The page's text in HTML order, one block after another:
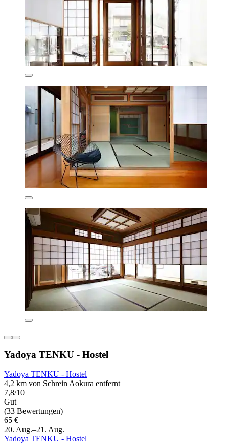
Yadoya TENKU - Hostel
Yadoya TENKU - Hostel
4,2 km von Schrein Aokura entfernt
7,8/10
Gut
(33 Bewertungen)
65 €
20. Aug.–21. Aug.
Yadoya TENKU - Hostel